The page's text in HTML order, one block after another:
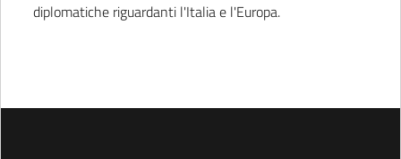
diplomatiche riguardanti l'Italia e l'Europa.